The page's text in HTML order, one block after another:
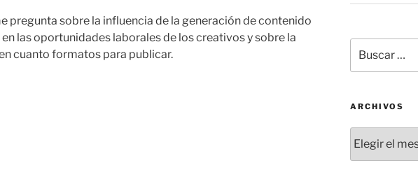
pregunta sobre la influencia de la generación de contenido
las oportunidades laborales de los creativos y sobre la
cuanto formatos para publicar.
por:
ARCHIVOS